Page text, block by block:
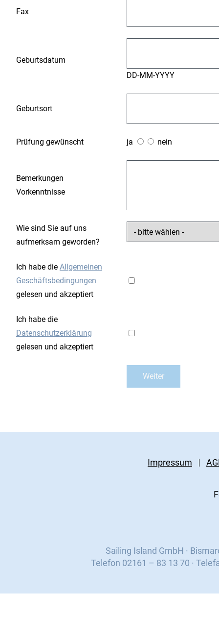
Fax
Geburtsdatum
DD-MM-YYYY
Geburtsort
Prüfung gewünscht ja nein
Bemerkungen
Vorkenntnisse
Wie sind Sie auf uns
aufmerksam geworden?
Ich habe die Allgemeinen
Geschäftsbedingungen
gelesen und akzeptiert
Ich habe die
Datenschutzerklärung
gelesen und akzeptiert
Impressum
Sailing Island GmbH ·
Telefon 02161 – 83 13 70 ·